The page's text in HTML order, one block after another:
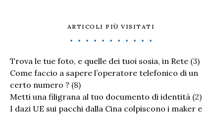
ARTICOLI PIÙ VISITATI
Trova le tue foto, e quelle dei tuoi sosia, in Rete (3)
Come faccio a sapere l’operatore telefonico di un
certo numero ? (8)
Metti una filigrana al tuo documento di identità (2)
I dazi UE sui pacchi dalla Cina colpiscono i maker e